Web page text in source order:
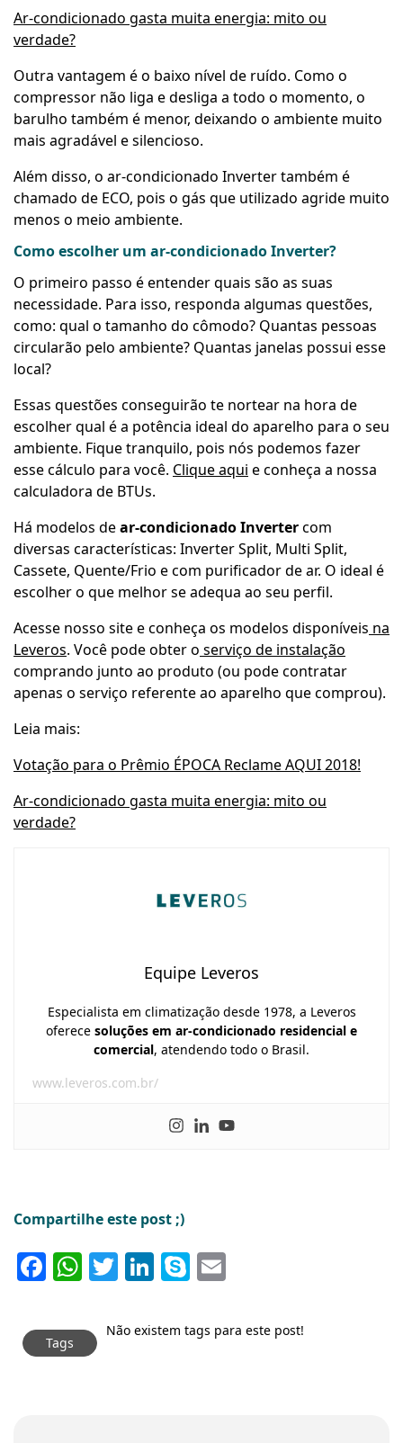
Ar-condicionado gasta muita energia: mito ou
verdade?
Outra vantagem é o baixo nível de ruído. Como o
compressor não liga e desliga a todo o momento, o
barulho também é menor, deixando o ambiente muito
mais agradável e silencioso.
Além disso, o ar-condicionado Inverter também é
chamado de ECO, pois o gás que utilizado agride muito
menos o meio ambiente.
Como escolher um ar-condicionado Inverter?
O primeiro passo é entender quais são as suas
necessidade. Para isso, responda algumas questões,
como: qual o tamanho do cômodo? Quantas pessoas
circularão pelo ambiente? Quantas janelas possui esse
local?
Essas questões conseguirão te nortear na hora de
escolher qual é a potência ideal do aparelho para o seu
ambiente. Fique tranquilo, pois nós podemos fazer
esse cálculo para você. Clique aqui e conheça a nossa
calculadora de BTUs.
Há modelos dear-condicionado Invertercom
diversas características: Inverter Split, Multi Split,
Cassete, Quente/Frio e com purificador de ar. O ideal é
escolher o que melhor se adequa ao seu perfil.
Acesse nosso site e conheça os modelos disponíveis na
Leveros. Você pode obter o serviço de instalação
comprando junto ao produto (ou pode contratar
apenas o serviço referente ao aparelho que comprou).
Leia mais:
Votação para o Prêmio ÉPOCA Reclame AQUI 2018!
Ar-condicionado gasta muita energia: mito ou
verdade?
Equipe Leveros
Especialista em climatização desde 1978, a Leveros
oferece soluções em ar-condicionado residencial e
comercial, atendendo todo o Brasil.
www.leveros.com.br/
Compartilhe este post ;)
Facebook
WhatsApp
Twitter
LinkedIn
Skype
Tags
Não existem tags para este post!